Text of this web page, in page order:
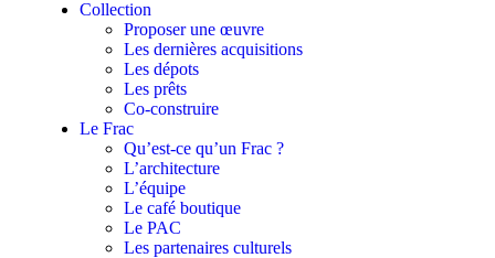
Collection
Proposer une œuvre
Les dernières acquisitions
Les dépots
Les prêts
Co-construire
Le Frac
Qu’est-ce qu’un Frac ?
L’architecture
L’équipe
Le café boutique
Le PAC
Les partenaires culturels